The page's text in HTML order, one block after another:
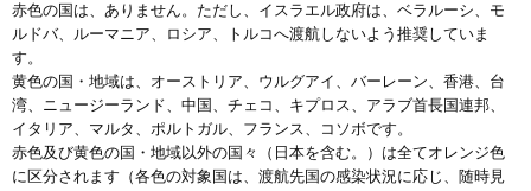
赤色の国は、ありません。ただし、イスラエル政府は、ベラルーシ、モ
ルドバ、ルーマニア、ロシア、トルコへ渡航しないよう推奨していま
す。
黄色の国・地域は、オーストリア、ウルグアイ、バーレーン、香港、台
湾、ニュージーランド、中国、チェコ、キプロス、アラブ首長国連邦、
イタリア、マルタ、ポルトガル、フランス、コソボです。
赤色及び黄色の国・地域以外の国々（日本を含む。）は全てオレンジ色
に区分されます（各色の対象国は、渡航先国の感染状況に応じ、随時見